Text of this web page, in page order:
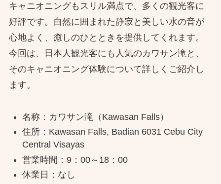
キャニオニングもスリル満点で、多くの観光客に
好評です。自然に囲まれた静寂と美しい水の音が
心地よく、癒しのひとときを提供してくれます。
今回は、日本人観光客にも人気のカワサン滝と、
そのキャニオニング体験について詳しくご紹介し
ます。
名称：カワサン滝（Kawasan Falls）
住所：Kawasan Falls, Badian 6031 Cebu City
Central Visayas
営業時間：9：00～18：00
休業日：なし